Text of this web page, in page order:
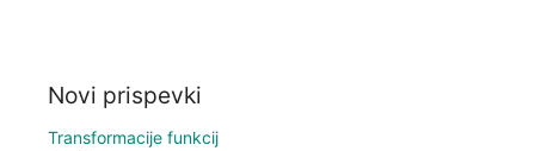
Novi prispevki
Transformacije funkcij